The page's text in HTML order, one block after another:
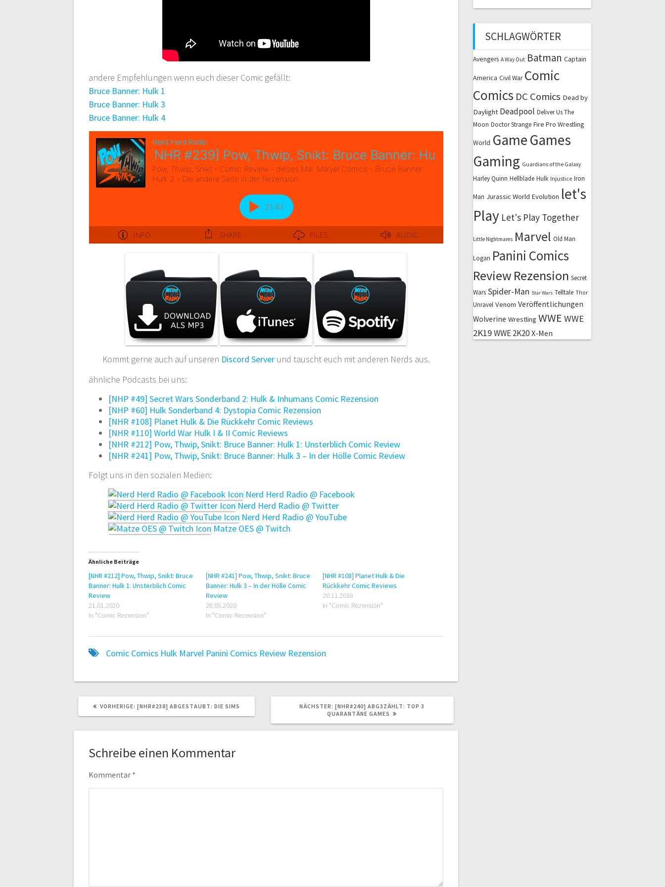
andere Empfehlungen wenn euch dieser Comic gefällt:
Bruce Banner: Hulk 1
Bruce Banner: Hulk 3
Bruce Banner: Hulk 4
Kommt gerne auch auf unseren Discord Serverund tauscht euch mit anderen Nerds aus.
ähnliche Podcasts bei uns:
[NHP #49] Secret Wars Sonderband 2: Hulk & Inhumans Comic Rezension
[NHP #60] Hulk Sonderband 4: Dystopia Comic Rezension
[NHR #108] Planet Hulk & Die Rückkehr Comic Reviews
[NHR #110] World War Hulk I & II Comic Reviews
[NHR #212] Pow, Thwip, Snikt: Bruce Banner: Hulk 1: Unsterblich Comic Review
[NHR #241] Pow, Thwip, Snikt: Bruce Banner: Hulk 3 – In der Hölle Comic Review
Folgt uns in den sozialen Medien:
Nerd Herd Radio @ Facebook
Nerd Herd Radio @ Twitter
Nerd Herd Radio @ YouTube
Matze OES @ Twitch
Ähnliche Beiträge
[NHR #212] Pow, Thwip, Snikt: Bruce
Banner: Hulk 1: Unsterblich Comic
Review
21.01.2020
In "Comic Rezension"
[NHR #241] Pow, Thwip, Snikt: Bruce
Banner: Hulk 3 – In der Hölle Comic
Review
28.05.2020
In "Comic Rezension"
[NHR #108] Planet Hulk & Die
Rückkehr Comic Reviews
20.11.2018
In "Comic Rezension"
Comic Comics Hulk Marvel Panini Comics Review Rezension
VORHERIGE: VORHERIGER
BEITRAG:
[NHR#238] ABGESTAUBT: DIE SIMS NÄCHSTER: NÄCHSTER
BEITRAG:
[NHR#240] ABG3ZÄHLT: TOP 3
QUARANTÄNE GAMES
Schreibe einen Kommentar
Kommentar *
SCHLAGWÖRTER
Avengers A Way Out Batman Captain
America Civil War Comic
Comics DC Comics Dead by
Daylight Deadpool Deliver Us The
Moon Doctor Strange Fire Pro Wrestling
World GameGames
Gaming Guardians of the Galaxy
Harley Quinn Hellblade Hulk Injustice Iron
Man Jurassic World Evolution let's
Play Let's Play Together
Little Nightmares Marvel Old Man
Logan Panini Comics
Review Rezension Secret
Wars Spider-Man Star Wars Telltale Thor
Unravel Venom Veröffentlichungen
Wolverine Wrestling WWE WWE
2K19WWE 2K20 X-Men